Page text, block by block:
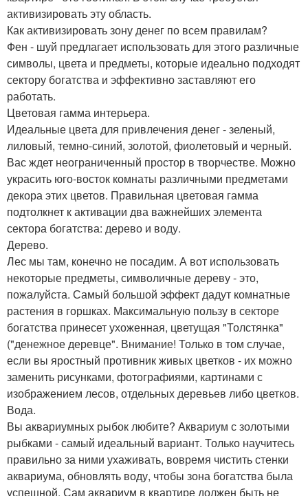
активизировать эту область.
Как активизировать зону денег по всем правилам?
Фен - шуй предлагает использовать для этого различные
символы, цвета и предметы, которые идеально подходят
сектору богатства и эффективно заставляют его
работать.
Цветовая гамма интерьера.
Идеальные цвета для привлечения денег - зеленый,
лиловый, темно-синий, золотой, фиолетовый и черный.
Вас ждет неограниченный простор в творчестве. Можно
украсить юго-восток комнаты различными предметами
декора этих цветов. Правильная цветовая гамма
подтолкнет к активации два важнейших элемента
сектора богатства: дерево и воду.
Дерево.
Лес мы там, конечно не посадим. А вот использовать
некоторые предметы, символичные дереву - это,
пожалуйста. Самый большой эффект дадут комнатные
растения в горшках. Максимальную пользу в секторе
богатства принесет ухоженная, цветущая "Толстянка"
("денежное деревце". Внимание! Только в том случае,
если вы яростный противник живых цветков - их можно
заменить рисунками, фотографиями, картинами с
изображением лесов, отдельных деревьев либо цветков.
Вода.
Вы аквариумных рыбок любите? Аквариум с золотыми
рыбками - самый идеальный вариант. Только научитесь
правильно за ними ухаживать, вовремя чистить стенки
аквариума, обновлять воду, чтобы зона богатства была
успешной. Сам аквариум в квартире должен быть не